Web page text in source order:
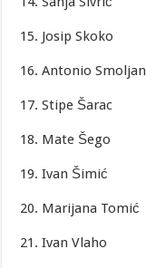
15. Josip Skoko
16. Antonio Smoljan
17. Stipe Šarac
18. Mate Šego
19. Ivan Šimić
20. Marijana Tomić
21. Ivan Vlaho